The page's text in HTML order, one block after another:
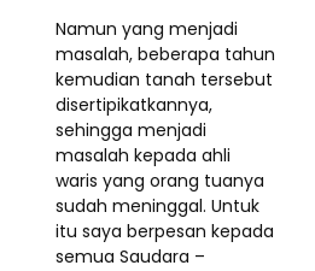
Namun yang menjadi
masalah, beberapa tahun
kemudian tanah tersebut
disertipikatkannya,
sehingga menjadi
masalah kepada ahli
waris yang orang tuanya
sudah meninggal. Untuk
itu saya berpesan kepada
semua Saudara –